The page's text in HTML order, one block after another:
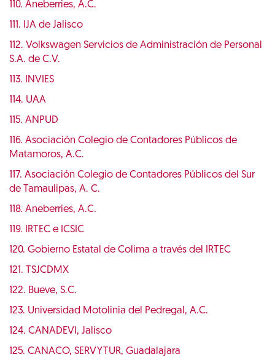
110. Aneberries, A.C.
111. IJA de Jalisco
112. Volkswagen Servicios de Administración de Personal
S.A. de C.V.
113. INVIES
114. UAA
115. ANPUD
116. Asociación Colegio de Contadores Públicos de
Matamoros, A.C.
117. Asociación Colegio de Contadores Públicos del Sur
de Tamaulipas, A. C.
118. Aneberries, A.C.
119. IRTEC e ICSIC
120. Gobierno Estatal de Colima a través del IRTEC
121. TSJCDMX
122. Bueve, S.C.
123. Universidad Motolinia del Pedregal, A.C.
124. CANADEVI, Jalisco
125. CANACO, SERVYTUR, Guadalajara